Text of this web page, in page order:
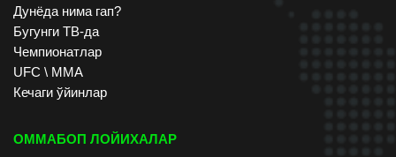
Дунёда нима гап?
Бугунги ТВ-да
Чемпионатлар
UFC \ ММА
Кечаги ўйинлар
ОММАБОП ЛОЙИХАЛАР